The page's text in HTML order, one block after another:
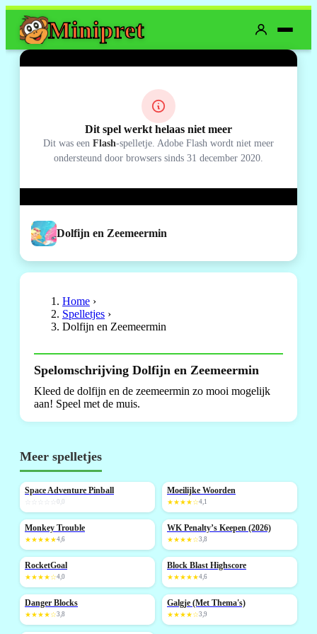
Minipret
Dit spel werkt helaas niet meer
Dit was een Flash-spelletje. Adobe Flash wordt niet meer
ondersteund door browsers sinds 31 december 2020.
Dolfijn en Zeemeermin
Home ›
Spelletjes ›
Dolfijn en Zeemeermin
Spelomschrijving Dolfijn en Zeemeermin
Kleed de dolfijn en de zeemeermin zo mooi mogelijk
aan! Speel met de muis.
Meer spelletjes
NIEUW
Space Adventure Pinball
0,0
Moeilijke Woorden
★★★★☆4,1
NIEUW
Monkey Trouble
★★★★★4,6
NIEUW
WK Penalty’s Keepen (2026)
★★★★☆3,8
NIEUW
RocketGoal
★★★★☆4,0
NIEUW
Block Blast Highscore
★★★★★4,6
Danger Blocks
★★★★☆3,8
Galgje (Met Thema's)
★★★★☆3,9